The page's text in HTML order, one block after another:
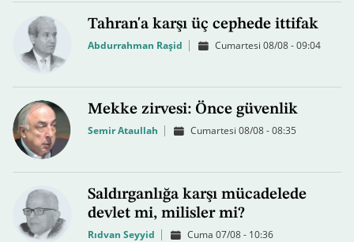
Tahran'a karşı üç cephede ittifak
Abdurrahman Raşid Cumartesi 08/08 - 09:04
Mekke zirvesi: Önce güvenlik
Semir Ataullah Cumartesi 08/08 - 08:35
Saldırganlığa karşı mücadelede
devlet mi, milisler mi?
Rıdvan Seyyid Cuma 07/08 - 10:36